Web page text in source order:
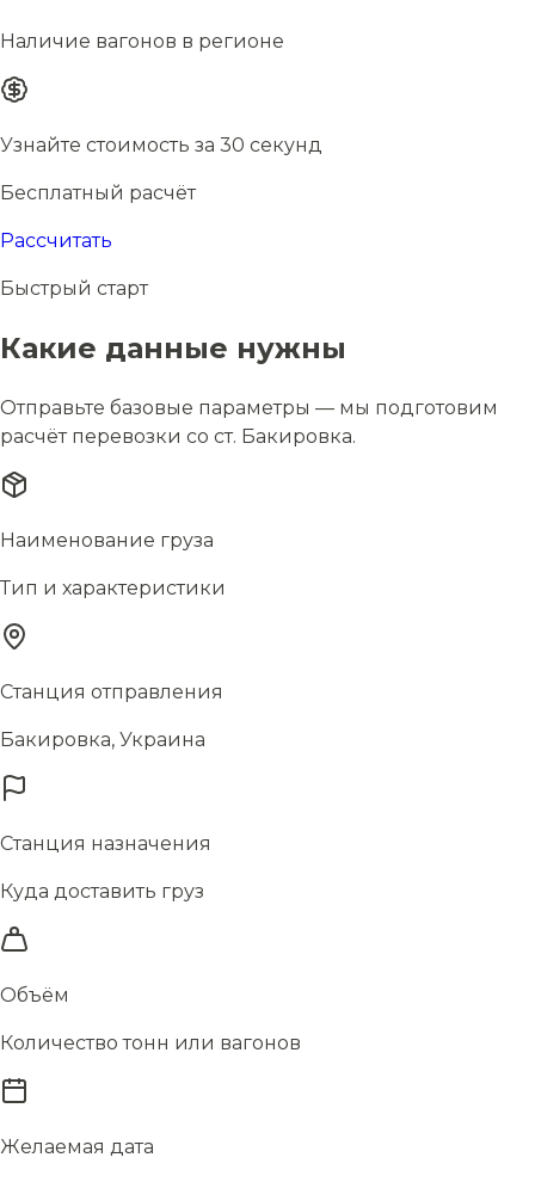
Наличие вагонов в регионе
Узнайте стоимость за 30 секунд
Бесплатный расчёт
Рассчитать
Быстрый старт
Какие данные нужны
Отправьте базовые параметры — мы подготовим
расчёт перевозки со ст. Бакировка.
Наименование груза
Тип и характеристики
Станция отправления
Бакировка, Украина
Станция назначения
Куда доставить груз
Объём
Количество тонн или вагонов
Желаемая дата